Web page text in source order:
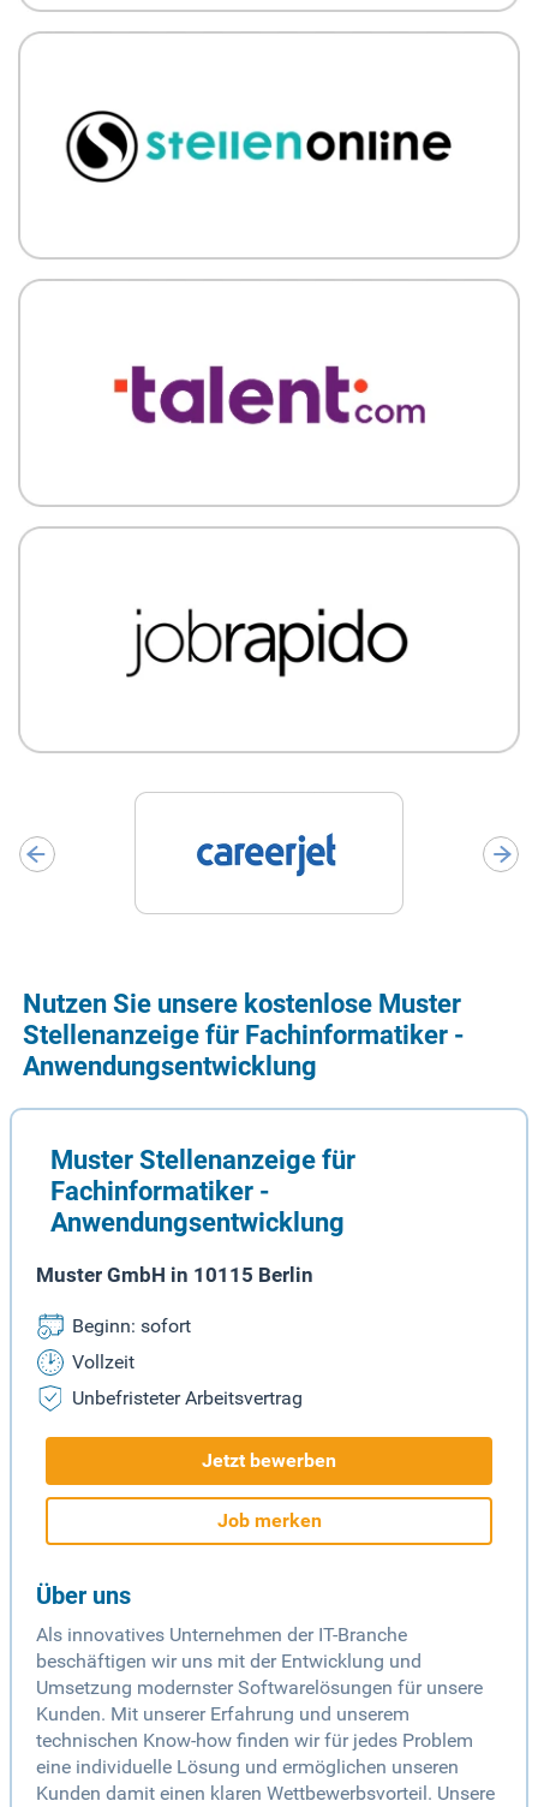
Nutzen Sie unsere kostenlose Muster
Stellenanzeige für Fachinformatiker -
Anwendungsentwicklung
Muster Stellenanzeige für
Fachinformatiker -
Anwendungsentwicklung
Muster GmbH in 10115 Berlin
Beginn: sofort
Vollzeit
Unbefristeter Arbeitsvertrag
Jetzt bewerben
Job merken
Über uns
Als innovatives Unternehmen der IT-Branche
beschäftigen wir uns mit der Entwicklung und
Umsetzung modernster Softwarelösungen für unsere
Kunden. Mit unserer Erfahrung und unserem
technischen Know-how finden wir für jedes Problem
eine individuelle Lösung und ermöglichen unseren
Kunden damit einen klaren Wettbewerbsvorteil. Unsere